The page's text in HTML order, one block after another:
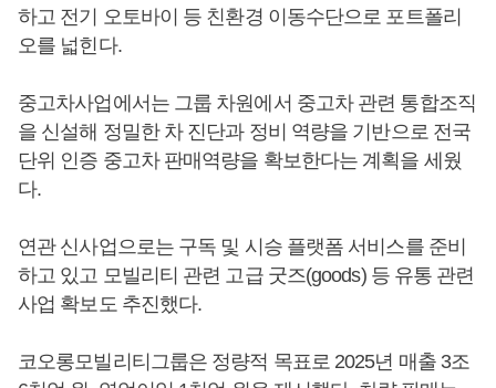
하고 전기 오토바이 등 친환경 이동수단으로 포트폴리
오를 넓힌다.
중고차사업에서는 그룹 차원에서 중고차 관련 통합조직
을 신설해 정밀한 차 진단과 정비 역량을 기반으로 전국
단위 인증 중고차 판매역량을 확보한다는 계획을 세웠
다.
연관 신사업으로는 구독 및 시승 플랫폼 서비스를 준비
하고 있고 모빌리티 관련 고급 굿즈(goods) 등 유통 관련
사업 확보도 추진했다.
코오롱모빌리티그룹은 정량적 목표로 2025년 매출 3조